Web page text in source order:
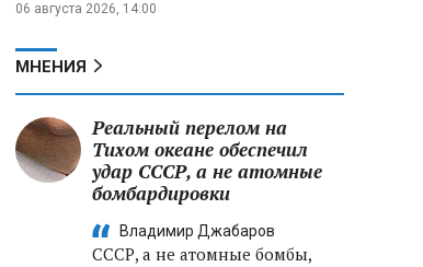
06 августа 2026, 14:00
МНЕНИЯ
Реальный перелом на
Тихом океане обеспечил
удар СССР, а не атомные
бомбардировки
Владимир Джабаров
СССР, а не атомные бомбы,